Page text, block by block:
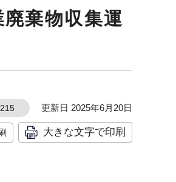
棄物収集運
更新日 2025年6月20日
大きな文字で印刷